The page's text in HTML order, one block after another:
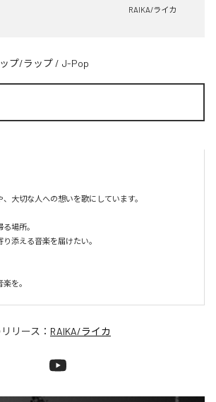
RAIKA/ライカ
プ/ラップ / J-Pop
大切な人への想いを歌にしています。
場所。
添える音楽を届けたい。
を。
リース： RAIKA/ライカ